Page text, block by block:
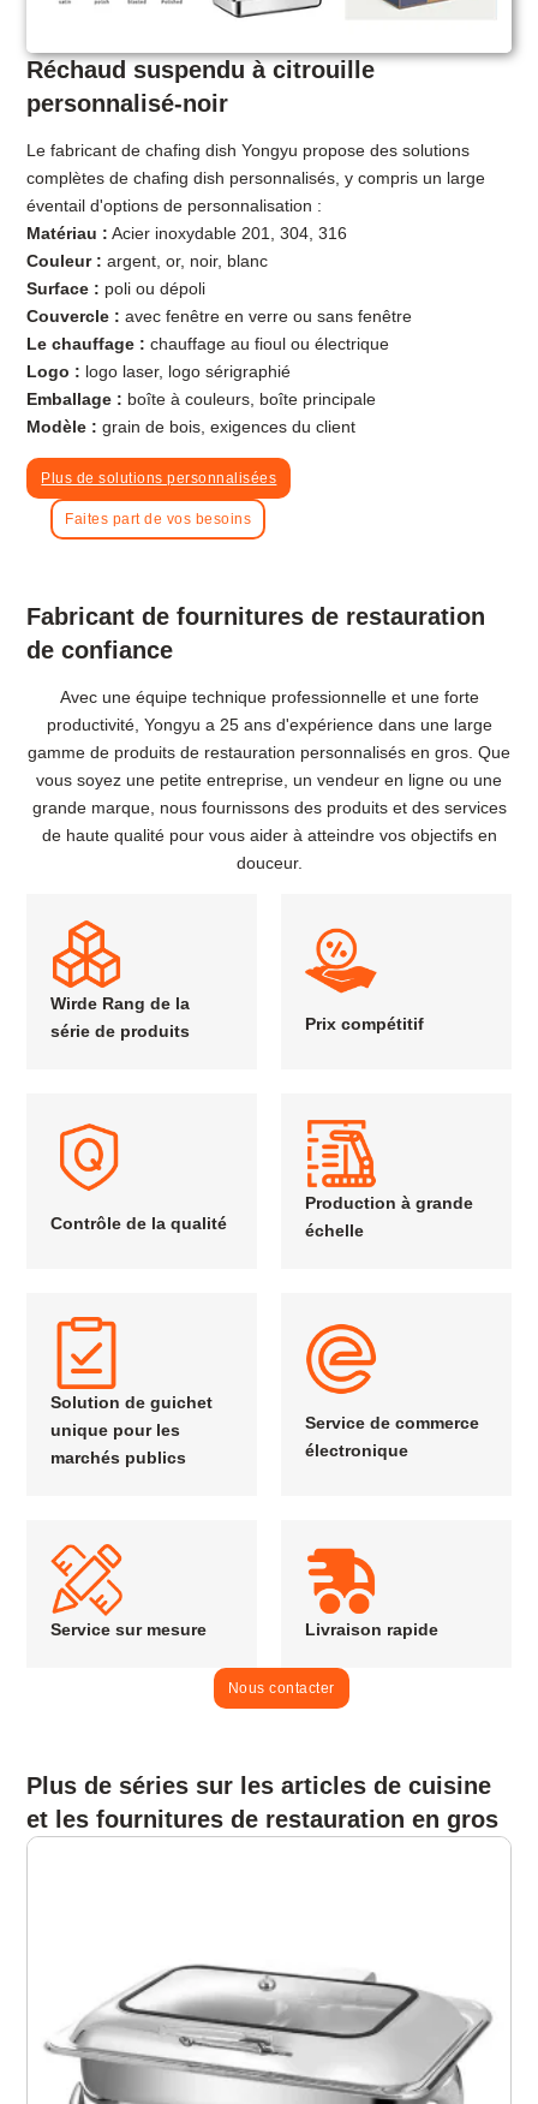
Réchaud suspendu à citrouille
personnalisé-noir
Le fabricant de chafing dish Yongyu propose des solutions
complètes de chafing dish personnalisés, y compris un large
éventail d'options de personnalisation :
Matériau : Acier inoxydable 201, 304, 316
Couleur : argent, or, noir, blanc
Surface : poli ou dépoli
Couvercle : avec fenêtre en verre ou sans fenêtre
Le chauffage : chauffage au fioul ou électrique
Logo : logo laser, logo sérigraphié
Emballage : boîte à couleurs, boîte principale
Modèle : grain de bois, exigences du client
Plus de solutions personnalisées
Faites part de vos besoins
Fabricant de fournitures de restauration
de confiance
Avec une équipe technique professionnelle et une forte
productivité, Yongyu a 25 ans d'expérience dans une large
gamme de produits de restauration personnalisés en gros. Que
vous soyez une petite entreprise, un vendeur en ligne ou une
grande marque, nous fournissons des produits et des services
de haute qualité pour vous aider à atteindre vos objectifs en
douceur.
Wirde Rang de la
série de produits
Prix compétitif
Contrôle de la qualité
Production à grande
échelle
Solution de guichet
unique pour les
marchés publics
Service de commerce
électronique
Service sur mesure Livraison rapide
Nous contacter
Plus de séries sur les articles de cuisine
et les fournitures de restauration en gros